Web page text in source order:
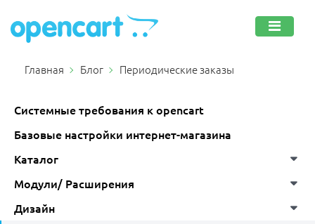
Главная Блог Периодические заказы
Системные требования к opencart
Базовые настройки интернет-магазина
Каталог
Модули/ Расширения
Дизайн